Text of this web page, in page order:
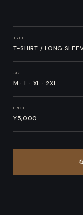
TYPE
T-SHIRT / LONG
SIZE
M · L · XL · 2XL
PRICE
¥5,000